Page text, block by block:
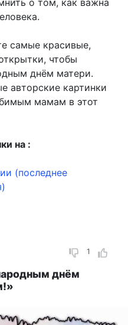
самые красивые,
чтобы
днём матери.
авторские картинки
мамам в этот
на :
(последнее
1
днём